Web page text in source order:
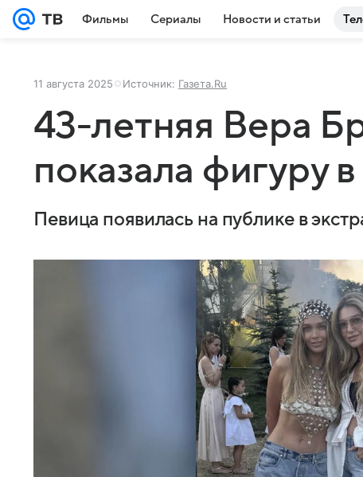
Фильмы Сериалы Новости и статьи
11 августа 2025 Источник: Газета.Ru
43-летняя Вера
показала фигуру
Певица появилась на публике в